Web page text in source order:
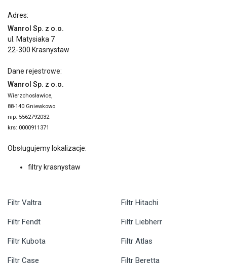
Adres:
Wanrol Sp. z o.o.
ul. Matysiaka 7
22-300 Krasnystaw
Dane rejestrowe:
Wanrol Sp. z o.o.
Wierzchosławice,
88-140 Gniewkowo
nip: 5562792032
krs: 0000911371
Obsługujemy lokalizacje:
filtry krasnystaw
Filtr Valtra
Filtr Fendt
Filtr Kubota
Filtr Case
Filtr Hitachi
Filtr Liebherr
Filtr Atlas
Filtr Beretta